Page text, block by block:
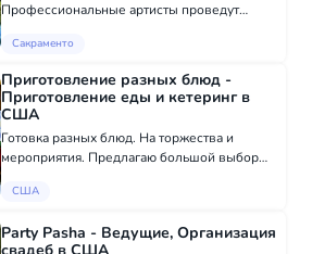
Профессиональные артисты проведут
детей: День рождения Выпускной
программы на возраст и по...
Сакраменто
Приготовление разных блюд -
Приготовление еды и кетеринг в
США
Готовка разных блюд. На торжества и
мероприятия. Предлагаю большой выбор
драйверам.
США
Party Pasha - Ведущие, Организация